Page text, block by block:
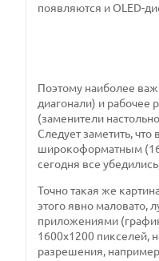
появляются и OLED-
Поэтому наиболее
диагонали) и рабочее
(заменители
Следует заметить,
широкоформатным
сегодня все
Точно такая же
этого явно маловато,
приложениями
1600х1200 пикселей,
разрешения,